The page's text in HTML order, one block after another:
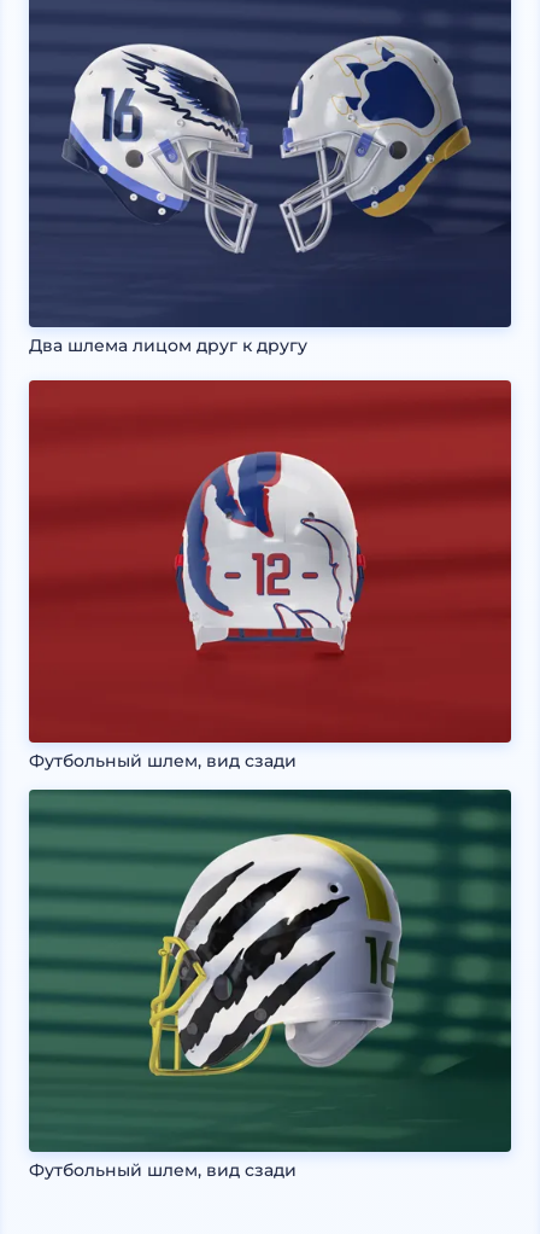
Два шлема лицом друг к другу
Футбольный шлем, вид сзади
Футбольный шлем, вид сзади